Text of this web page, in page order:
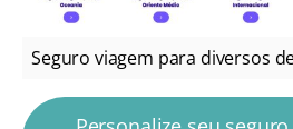
Seguro viagem para diversos